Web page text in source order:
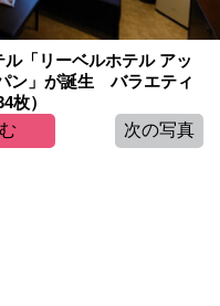
ル「リーベルホテル アッ
ン」が誕生 バラエティ
枚）
次の写真